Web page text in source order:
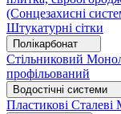
(Сонцезахисні
Штукатурні сітки
Полікарбонат
Стільниковий
профільований
Водостічні системи
Пластикові Сталеві